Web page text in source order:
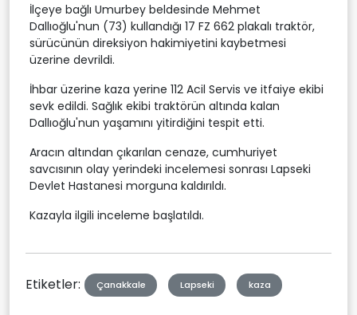
İlçeye bağlı Umurbey beldesinde Mehmet
Dallıoğlu'nun (73) kullandığı 17 FZ 662 plakalı traktör,
sürücünün direksiyon hakimiyetini kaybetmesi
üzerine devrildi.
İhbar üzerine kaza yerine 112 Acil Servis ve itfaiye ekibi
sevk edildi. Sağlık ekibi traktörün altında kalan
Dallıoğlu'nun yaşamını yitirdiğini tespit etti.
Aracın altından çıkarılan cenaze, cumhuriyet
savcısının olay yerindeki incelemesi sonrası Lapseki
Devlet Hastanesi morguna kaldırıldı.
Kazayla ilgili inceleme başlatıldı.
Etiketler: Çanakkale Lapseki kaza